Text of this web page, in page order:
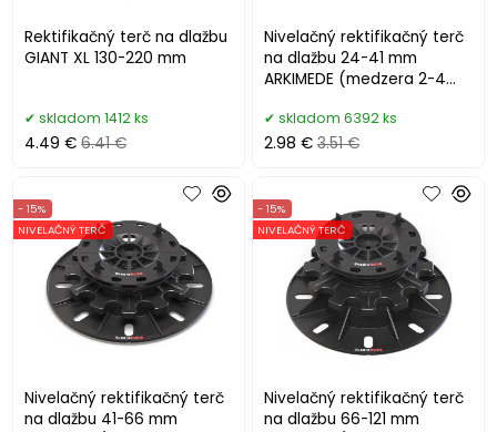
Rektifikačný terč na dlažbu
GIANT XL 130-220 mm
skladom 1412 ks
4.49 € 6.41 €
Nivelačný rektifikačný terč
na dlažbu 24-41 mm
ARKIMEDE (medzera 2-4
skladom 6392 ks
2.98 € 3.51 €
Nivelačný rektifikačný terč
na dlažbu 41-66 mm
- 15%
NIVELAČNÝ TERČ
Nivelačný rektifikačný terč
na dlažbu 66-121 mm
- 15%
NIVELAČNÝ TERČ